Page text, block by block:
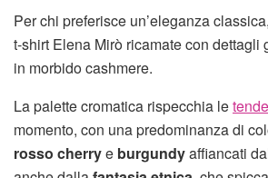
Per chi preferisce un’eleganza
t-shirt Elena Mirò ricamate con
in morbido cashmere.
La palette cromatica rispecchia le
momento, con una predominanza di
rosso cherrye burgundyaffiancati